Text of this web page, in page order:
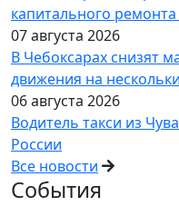
капитального
07 августа 2026
В Чебоксарах снизят
движения на
06 августа 2026
Водитель такси из
России
Все новости
События